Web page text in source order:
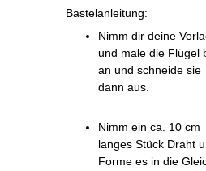
Bastelanleitung:
Nimm dir deine
und male die Flügel
an und schneide sie
dann aus.
Nimm ein ca. 10 cm
langes Stück Draht
Forme es in die